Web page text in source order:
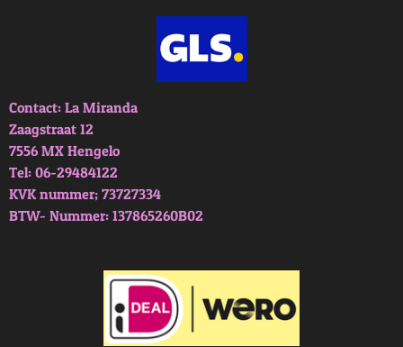
Contact: La Miranda
Zaagstraat 12
7556 MX Hengelo
Tel: 06-29484122
KVK nummer; 73727334
BTW- Nummer: 137865260B02